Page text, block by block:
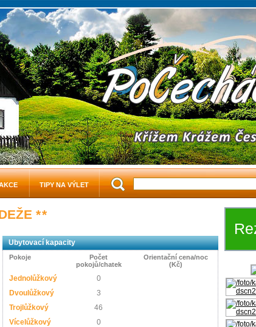
* *
Ubytovací kapacity
Pokoje
Počet
pokojů/chatek
Orientační cena/noc
(Kč)
Jednolůžkový
0
Dvoulůžkový
3
Trojlůžkový
46
Vícelůžkový
0
TIPY NA VÝLET